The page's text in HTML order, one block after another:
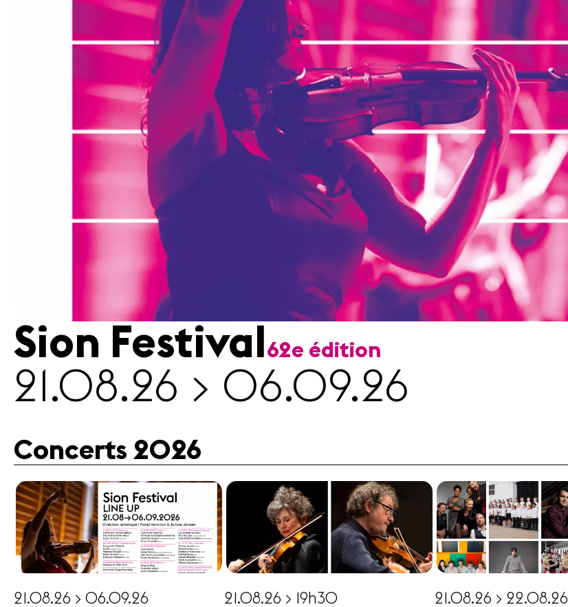
Revue
de
A propos
Mentions
Contact
Sion Festival 62e édition
21.08.26 > 06.09.26
Concerts 2026
21.08.26 > 06.09.26 21.08.26 > 19h30 21.08.26 > 22.08.26